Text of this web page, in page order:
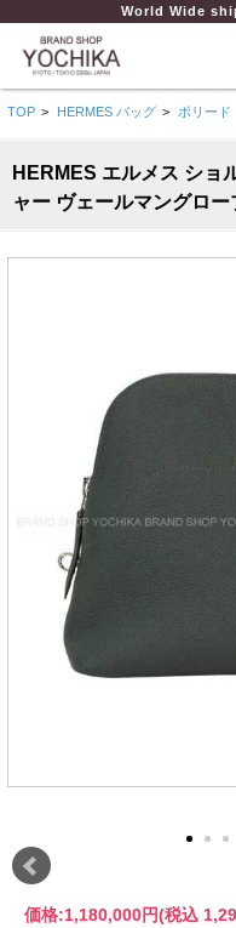
World Wide
TOP > HERMES バッグ > ボリード
HERMES エルメス ショ
ャー ヴェールマングロ
価格:1,180,000円(税込